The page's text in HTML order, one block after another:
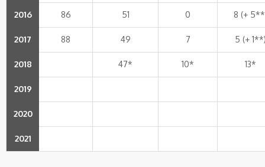
2016 86 51 0 8 (+
2017 88 49 7 5 (+
2018 47* 10* 13*
2019
2020
2021